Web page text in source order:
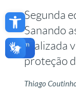
Open toolbar
Segunda
Sanando
realizada
proteção
Thiago